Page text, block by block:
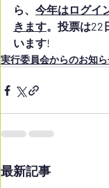
ら、 今年はログイ
きます。投票は22
います!
実行委員会からのお知
最新記事